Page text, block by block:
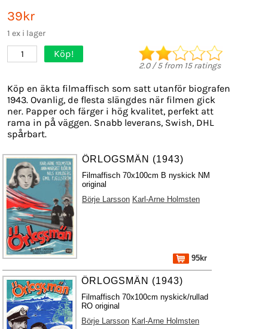
39kr
1 ex i lager
1 Köp!
2.0/5from 15ratings
Köp en äkta filmaffisch som satt utanför biografen
1943. Ovanlig, de flesta slängdes när filmen gick
ner. Papper och färger i hög kvalitet, perfekt att
rama in på väggen. Snabb leverans, Swish, DHL
spårbart.
ÖRLOGSMÄN (1943)
Filmaffisch 70x100cm B nyskick NM
original
Börje Larsson Karl-Arne Holmsten
95kr
ÖRLOGSMÄN (1943)
Filmaffisch 70x100cm nyskick/rullad
RO original
Börje Larsson Karl-Arne Holmsten